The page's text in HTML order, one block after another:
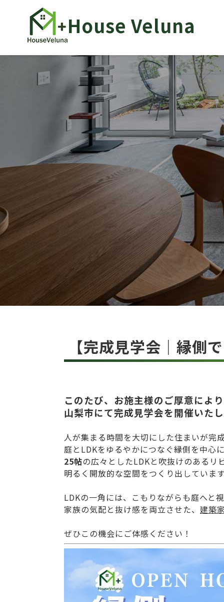
House Veluna
【完成見学会｜縁側
このたび、お施主様のご厚意によ
山梨市にて完成見学会を開催いた
人が集まる時間を大切にした住まいが完
庭とLDKをゆるやかにつなぐ縁側を中心
25帖の広々としたLDKと吹抜けのあるリ
明るく開放的な空間をつくり出していま
LDKの一角には、こもりながらも庭へと
家族の気配と抜け感を両立させた、 建築
ぜひこの機会にご体感ください！